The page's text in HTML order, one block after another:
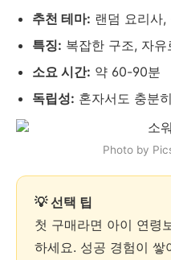
추천 테마: 랜덤 요리사,
특징: 복잡한 구조, 자
소요 시간: 약 60-90분
독립성: 혼자서도 충분
Photo by
💡 선택 팁
첫 구매라면 아이 연령
하세요. 성공 경험이 쌓